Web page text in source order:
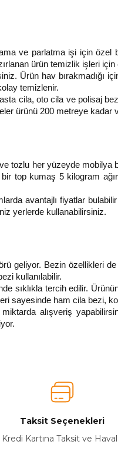
ve parlatma işi için özel
ürün temizlik işleri için
Ürün hav bırakmadığı
temizlenir.
cila, oto cila ve polisaj
ürünü 200 metreye kadar
tozlu her yüzeyde mobilya
top kumaş 5 kilogram
avantajlı fiyatlar
yerlerde kullanabilirsiniz.
geliyor. Bezin özellikleri de
kullanılabilir.
sıklıkla tercih edilir.
sayesinde ham cila bezi,
alışveriş
Taksit Seçenekleri
Kredi Kartına Taksit ve